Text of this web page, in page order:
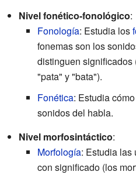
Nivel fonético-fonológico:
Fonología: Estudia los
fonemas son los
distinguen significados
"pata" y "bata").
Fonética: Estudia
sonidos del habla.
Nivel morfosintáctico:
Morfología: Estudia las
con significado (los